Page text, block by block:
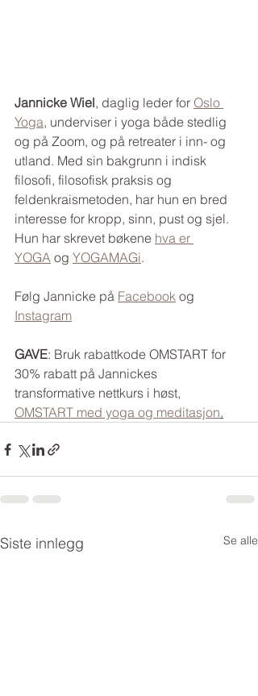
Jannicke Wiel, daglig leder for Oslo
Yoga, underviser i yoga både stedlig
og på Zoom, og på retreater i inn- og
utland. Med sin bakgrunn i indisk
filosofi, filosofisk praksis og
feldenkraismetoden, har hun en bred
interesse for kropp, sinn, pust og sjel.
Hun har skrevet bøkene hva er
YOGA og YOGAMAGi.
Følg Jannicke på Facebook og
Instagram
GAVE: Bruk rabattkode OMSTART for
30% rabatt på Jannickes
transformative nettkurs i høst,
OMSTART med yoga og meditasjon.
Siste innlegg Se alle